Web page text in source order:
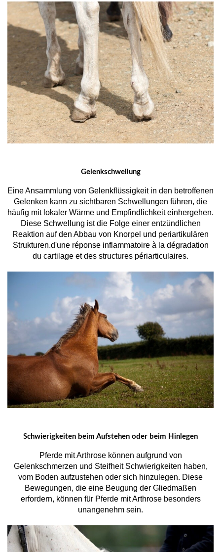
Gelenkschwellung
Eine Ansammlung von Gelenkflüssigkeit in den betroffenen
Gelenken kann zu sichtbaren Schwellungen führen, die
häufig mit lokaler Wärme und Empfindlichkeit einhergehen.
Diese Schwellung ist die Folge einer entzündlichen
Reaktion auf den Abbau von Knorpel und periartikulären
Strukturen.d'une réponse inflammatoire à la dégradation
du cartilage et des structures périarticulaires.
Schwierigkeiten beim Aufstehen oder beim Hinlegen
Pferde mit Arthrose können aufgrund von
Gelenkschmerzen und Steifheit Schwierigkeiten haben,
vom Boden aufzustehen oder sich hinzulegen. Diese
Bewegungen, die eine Beugung der Gliedmaßen
erfordern, können für Pferde mit Arthrose besonders
unangenehm sein.